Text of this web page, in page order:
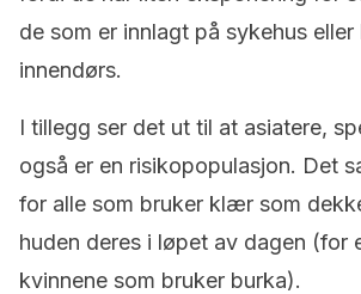
de som er innlagt på sykehus eller
innendørs.
I tillegg ser det ut til at asiatere,
også er en risikopopulasjon. Det
for alle som bruker klær som
huden deres i løpet av dagen (for
kvinnene som bruker burka).